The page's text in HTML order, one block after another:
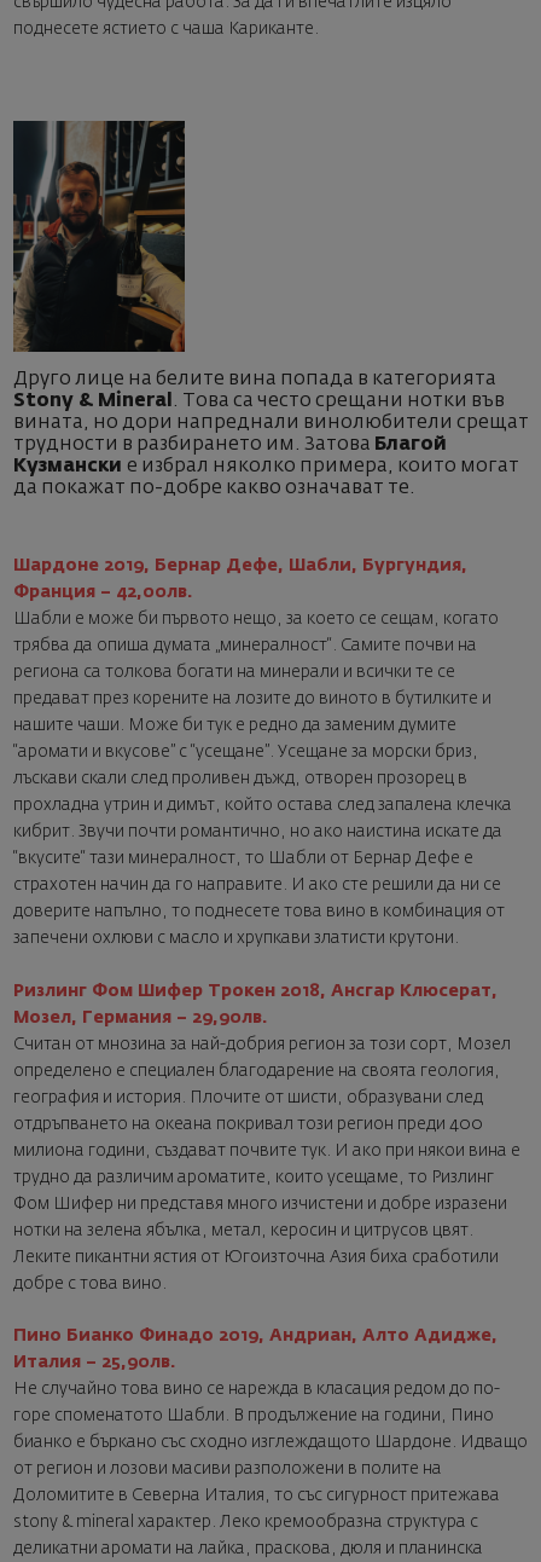
поднесете ястието с чаша Кариканте.
Друго лице на белите вина попада в категорията
Stony & Mineral
. Това са често срещани нотки във
вината, но дори напреднали винолюбители срещат
трудности в разбирането им. Затова Благой
Кузмански е избрал няколко примера, които могат
да покажат по-добре какво означават те.
Шардоне 2019, Бернар Дефе, Шабли, Бургундия,
Франция – 42,00лв.
Шабли е може би първото нещо, за което се сещам, когато
трябва да опиша думата „минералност“. Самите почви на
региона са толкова богати на минерали и всички те се
предават през корените на лозите до виното в бутилките и
нашите чаши. Може би тук е редно да заменим думите
“аромати и вкусове” с “усещане”. Усещане за морски бриз,
лъскави скали след проливен дъжд, отворен прозорец в
прохладна утрин и димът, който остава след запалена клечка
кибрит. Звучи почти романтично, но ако наистина искате да
“вкусите“ тази минералност, то Шабли от Бернар Дефе е
страхотен начин да го направите. И ако сте решили да ни се
доверите напълно, то поднесете това вино в комбинация от
запечени охлюви с масло и хрупкави златисти крутони.
Ризлинг Фом Шифер Трокен 2018, Ансгар Клюсерат,
Мозел, Германия – 29,90лв.
Считан от мнозина за най-добрия регион за този сорт, Мозел
определено е специален благодарение на своята геология,
география и история. Плочите от шисти, образувани след
отдръпването на океана покривал този регион преди 400
милиона години, създават почвите тук. И ако при някои вина е
трудно да различим ароматите, които усещаме, то Ризлинг
Фом Шифер ни представя много изчистени и добре изразени
нотки на зелена ябълка, метал, керосин и цитрусов цвят.
Леките пикантни ястия от Югоизточна Азия биха сработили
добре с това вино.
Пино Бианко Финадо 2019, Андриан, Алто Адидже,
Италия – 25,90лв.
Не случайно това вино се нарежда в класация редом до по-
горе споменатото Шабли. В продължение на години, Пино
бианко е бъркано със сходно изглеждащото Шардоне. Идващо
от регион и лозови масиви разположени в полите на
Доломитите в Северна Италия, то със сигурност притежава
stony & mineral характер. Леко кремообразна структура с
деликатни аромати на лайка, праскова, дюля и планинска